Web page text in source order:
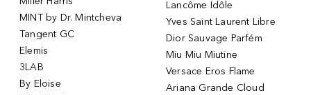
MINT by Dr. Mintcheva
Tangent GC
Elemis
3LAB
By Eloise
Lancôme Idôle
Yves Saint Laurent Libre
Dior Sauvage Parfém
Miu Miu Miutine
Versace Eros Flame
Ariana Grande Cloud